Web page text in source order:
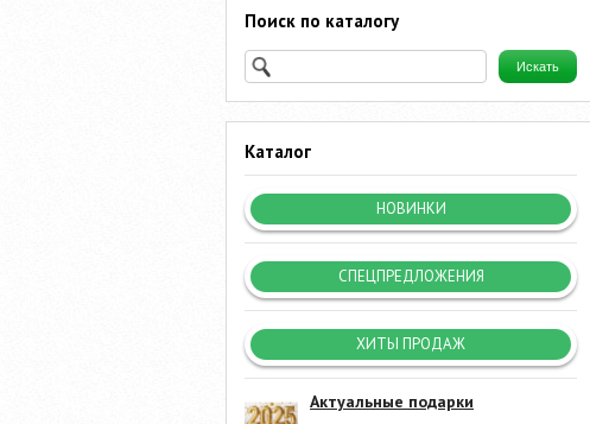
Поиск по каталогу
Каталог
НОВИНКИ
СПЕЦПРЕДЛОЖЕНИЯ
ХИТЫ ПРОДАЖ
Актуальные подарки